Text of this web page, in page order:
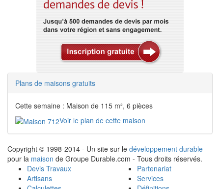
Plans de maisons gratuits
Cette semaine : Maison de 115 m², 6 pièces
Voir le plan de cette maison
Copyright © 1998-2014 - Un site sur le développement durable
pour la maison de Groupe Durable.com - Tous droits réservés.
Devis Travaux
Artisans
Partenariat
Services